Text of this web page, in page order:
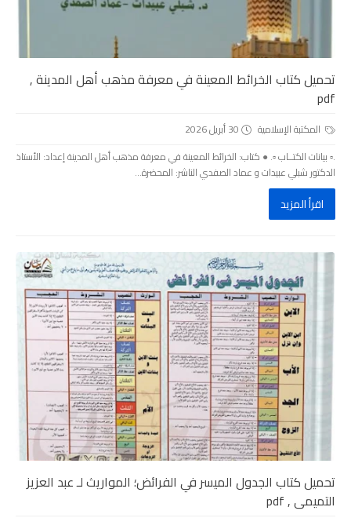
تحميل كتاب الخرائط المعينة في معرفة مذهب أهل المدينة ,
pdf
المكتبة الإسلامية
30 أبريل 2026
.▫️ بيانات الكتــاب ▫️. ● كتاب: الخرائط المعينة في معرفة مذهب أهل المدينة إعداد: الأستاذ
الدكتور شبلي عبيدات و عماد الصفدي الناشر: المحضرة...
اقرأ المزيد
تحميل كتاب الجدول الميسر في الفرائض؛ المواريث لـ عبد العزيز
التميمى , pdf